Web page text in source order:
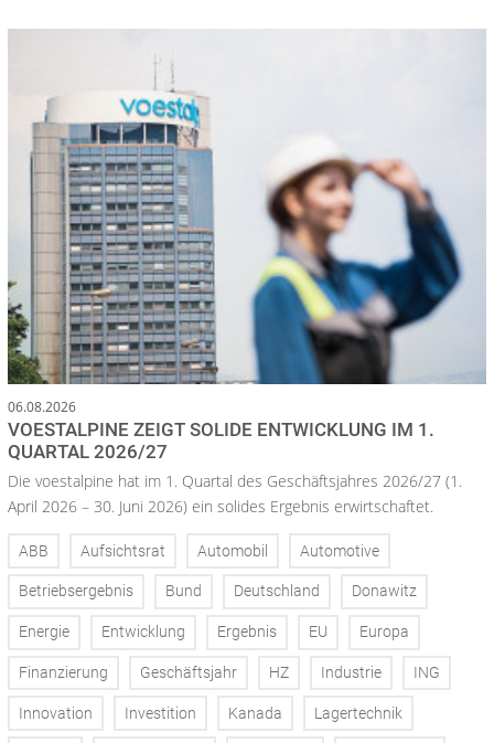
06.08.2026
VOESTALPINE ZEIGT SOLIDE ENTWICKLUNG IM 1.
QUARTAL 2026/27
Die voestalpine hat im 1. Quartal des Geschäftsjahres 2026/27 (1.
April 2026 – 30. Juni 2026) ein solides Ergebnis erwirtschaftet.
ABB Aufsichtsrat Automobil Automotive
Betriebsergebnis Bund Deutschland Donawitz
Energie Entwicklung Ergebnis EU Europa
Finanzierung Geschäftsjahr HZ Industrie ING
Innovation Investition Kanada Lagertechnik